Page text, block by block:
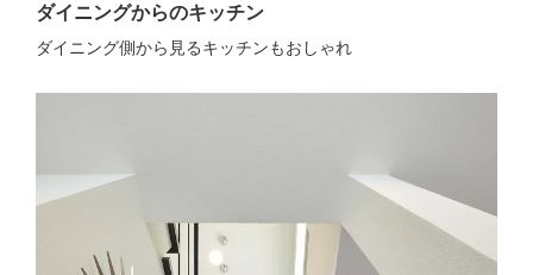
ダイニングからのキッチン
ダイニング側から見るキッチンもおしゃれ